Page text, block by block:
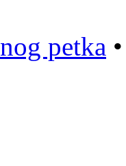
petka